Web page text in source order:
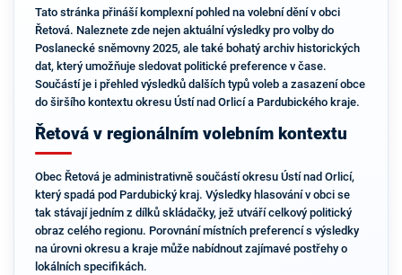
Tato stránka přináší komplexní pohled na volební dění v obci
Řetová. Naleznete zde nejen aktuální výsledky pro volby do
Poslanecké sněmovny 2025, ale také bohatý archiv historických
dat, který umožňuje sledovat politické preference v čase.
Součástí je i přehled výsledků dalších typů voleb a zasazení obce
do širšího kontextu okresu Ústí nad Orlicí a Pardubického kraje.
Řetová v regionálním volebním kontextu
Obec Řetová je administrativně součástí okresu Ústí nad Orlicí,
který spadá pod Pardubický kraj. Výsledky hlasování v obci se
tak stávají jedním z dílků skládačky, jež utváří celkový politický
obraz celého regionu. Porovnání místních preferencí s výsledky
na úrovni okresu a kraje může nabídnout zajímavé postřehy o
lokálních specifikách.